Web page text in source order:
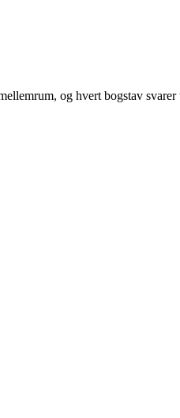
og hvert bogstav